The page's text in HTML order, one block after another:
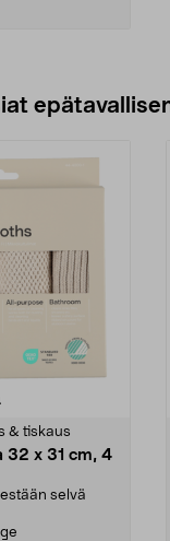
arvostelut
& tiskaus
32 x 31 cm, 4
selvä